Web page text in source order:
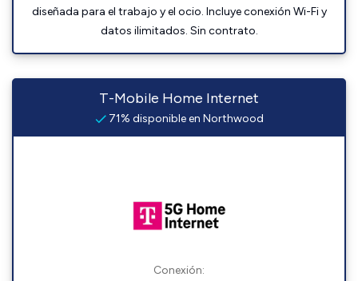
diseñada para el trabajo y el ocio. Incluye conexión Wi-Fi y
datos ilimitados. Sin contrato.
T-Mobile Home Internet
71% disponible en Northwood
Conexión: